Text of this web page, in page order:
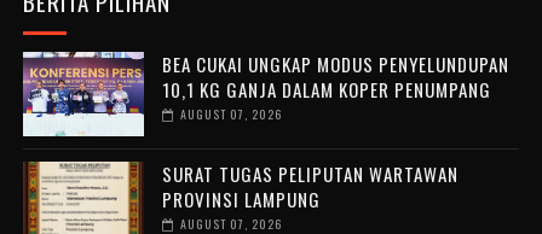
BEA CUKAI UNGKAP MODUS PENYELUNDUPAN
10,1 KG GANJA DALAM KOPER PENUMPANG
AUGUST 07, 2026
SURAT TUGAS PELIPUTAN WARTAWAN
PROVINSI LAMPUNG
AUGUST 07, 2026